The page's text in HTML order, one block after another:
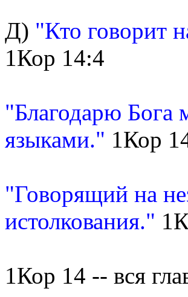
Д) "Кто говорит
1Кор 14:4
"Благодарю Бога
языками." 1Кор
"Говорящий на
истолкования."
1Кор 14 -- вся